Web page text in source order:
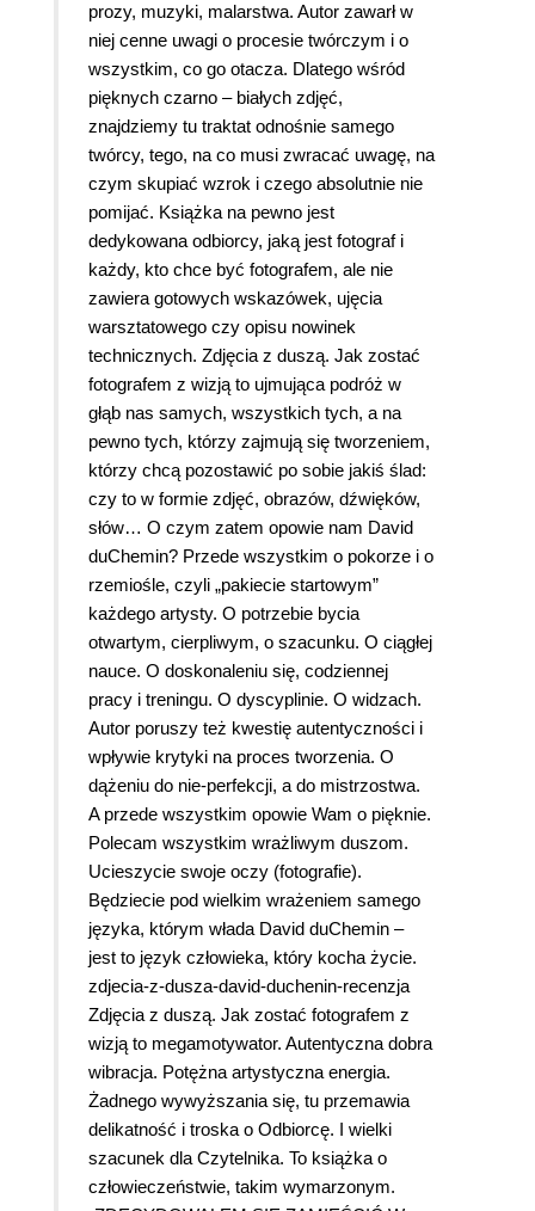
prozy, muzyki, malarstwa. Autor zawarł w
niej cenne uwagi o procesie twórczym i o
wszystkim, co go otacza. Dlatego wśród
pięknych czarno – białych zdjęć,
znajdziemy tu traktat odnośnie samego
twórcy, tego, na co musi zwracać uwagę, na
czym skupiać wzrok i czego absolutnie nie
pomijać. Książka na pewno jest
dedykowana odbiorcy, jaką jest fotograf i
każdy, kto chce być fotografem, ale nie
zawiera gotowych wskazówek, ujęcia
warsztatowego czy opisu nowinek
technicznych. Zdjęcia z duszą. Jak zostać
fotografem z wizją to ujmująca podróż w
głąb nas samych, wszystkich tych, a na
pewno tych, którzy zajmują się tworzeniem,
którzy chcą pozostawić po sobie jakiś ślad:
czy to w formie zdjęć, obrazów, dźwięków,
słów… O czym zatem opowie nam David
duChemin? Przede wszystkim o pokorze i o
rzemiośle, czyli „pakiecie startowym”
każdego artysty. O potrzebie bycia
otwartym, cierpliwym, o szacunku. O ciągłej
nauce. O doskonaleniu się, codziennej
pracy i treningu. O dyscyplinie. O widzach.
Autor poruszy też kwestię autentyczności i
wpływie krytyki na proces tworzenia. O
dążeniu do nie-perfekcji, a do mistrzostwa.
A przede wszystkim opowie Wam o pięknie.
Polecam wszystkim wrażliwym duszom.
Ucieszycie swoje oczy (fotografie).
Będziecie pod wielkim wrażeniem samego
języka, którym włada David duChemin –
jest to język człowieka, który kocha życie.
zdjecia-z-dusza-david-duchenin-recenzja
Zdjęcia z duszą. Jak zostać fotografem z
wizją to megamotywator. Autentyczna dobra
wibracja. Potężna artystyczna energia.
Żadnego wywyższania się, tu przemawia
delikatność i troska o Odbiorcę. I wielki
szacunek dla Czytelnika. To książka o
człowieczeństwie, takim wymarzonym.